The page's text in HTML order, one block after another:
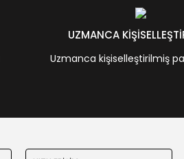
UZMANCA
Uzmanca kişiselleştirilmiş